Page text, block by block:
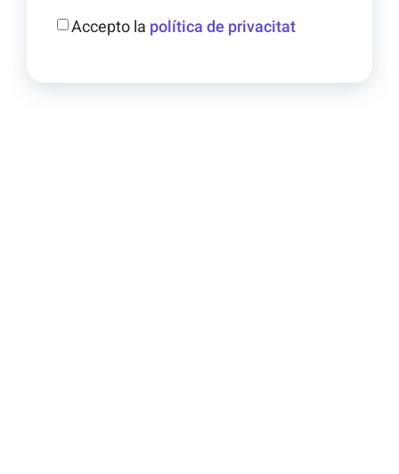
Accepto la política de privacitat